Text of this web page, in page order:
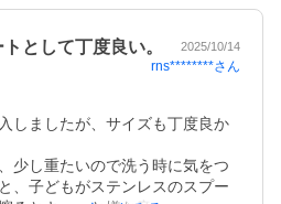
として丁度良い。 2025/10/14
rns********さん
しましたが、サイズも丁度良か
少し重たいので洗う時に気をつ
、子どもがステンレスのスプー